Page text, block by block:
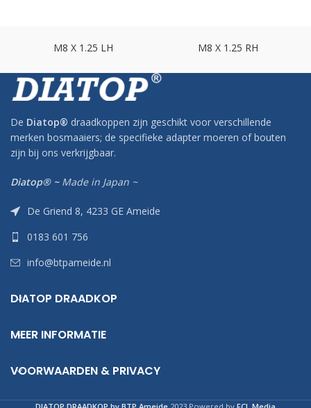
M8 X 1.25 LH M8 X 1.25 RH
De Diatop® draadkoppen zijn geschikt voor verschillende
merken bosmaaiers; de specifieke adapter moeren of bouten
zijn bij ons verkrijgbaar.
Diatop® ~ Made in Japan ~
De Griend 8, 4233 GE Ameide
0183 601 756
info@btpameide.nl
DIATOP DRAADKOP
MEER INFORMATIE
VOORWAARDEN & PRIVACY
DIATOP DRAADKOP by BTP Ameide 2023 Powered by FCL Media